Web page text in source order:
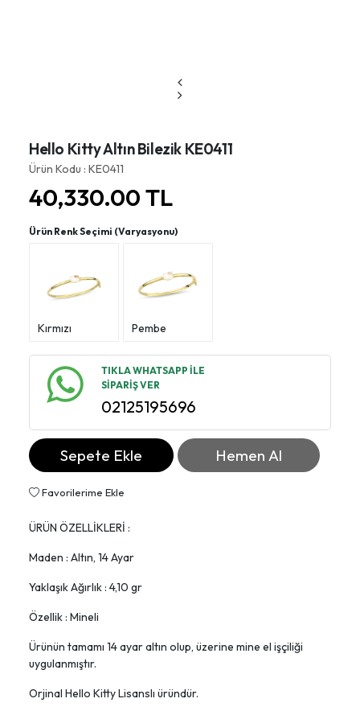
Hello Kitty Altın Bilezik KE0411
Ürün Kodu : KE0411
40,330.00TL
Ürün Renk Seçimi (Varyasyonu)
Kırmızı Pembe
TIKLA WHATSAPP İLE
SİPARİŞ VER
02125195696
Sepete Ekle Hemen Al
Favorilerime Ekle
ÜRÜN ÖZELLİKLERİ :
Maden : Altın, 14 Ayar
Yaklaşık Ağırlık : 4,10 gr
Özellik : Mineli
Ürünün tamamı 14 ayar altın olup, üzerine mine el işçiliği
uygulanmıştır.
Orjinal Hello Kitty Lisanslı üründür.